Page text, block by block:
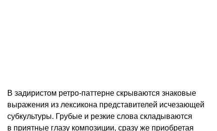
В задиристом ретро-паттерне скрываются знаковые
выражения из лексикона представителей исчезающей
субкультуры. Грубые и резкие слова складываются
в приятные глазу композиции, сразу же приобретая